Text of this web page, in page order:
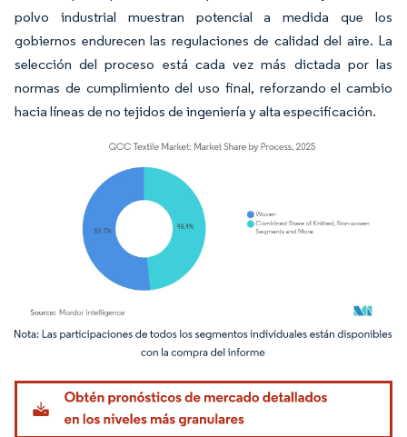
polvo industrial muestran potencial a medida que los
gobiernos endurecen las regulaciones de calidad del aire. La
selección del proceso está cada vez más dictada por las
normas de cumplimiento del uso final, reforzando el cambio
hacia líneas de no tejidos de ingeniería y alta especificación.
Imagen © Mordor Intelligence. El uso requiere atribución según CC BY 4.0.